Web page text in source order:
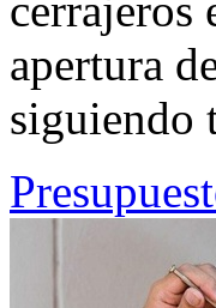
cerrajeros
apertura
siguiendo